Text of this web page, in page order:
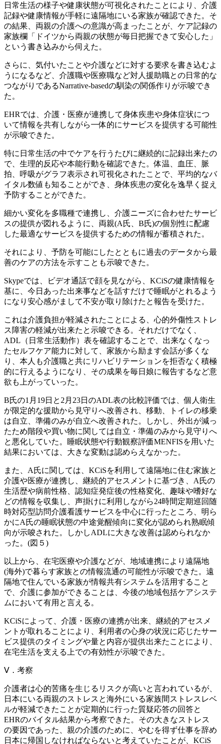
日常生活の様子や健康状態が可視化されたことにより、介護
記録や健康情報が手軽に遠隔地にいる家族が確認できた。そ
の結果、両親の介護への意識が高まったことが、ケア記録の
家族欄「ドイツから両親の状態が毎日把握できて安心した」
という書き込みから伺えた。
さらに、気付いたことや介護などに対する要求を書き込むよ
うになるなど、介護職や医療職など対人援助職との日常的な
つながりであるNarrative-basedの馴染の関係作りが示唆でき
た。
EHRでは、介護・医療が連携して身体疾患や身体症状につ
いて情報を共有しながら一体的にサービスを提供する可能性
が示唆できた。
特に日常生活の中でケアを行うたびに継続的に記録出来たの
で、生理的反応や本能行動を確認できた。体温、血圧、脈
拍、呼吸がグラフ表示され可視化されたことで、平均的なバ
イタル数値も知ることができ、身体疾患の変化を逸早く捉え
予防することができた。
細かい変化を多職種で連携し、介護ニーズに合わせたサービ
スの提供が図れるように、両親(A氏、B氏)の個別性に配慮
した最適なサービスを提供するための情報が蓄積された。
それにより、予防を可能にしたとともに過去のデータから最
善のケアの方法を示すことも示唆できた。
Skypeでは、ビデオ通話で顔を見ながら、KCiSの健康情報を
基に、今日あった出来事などを話すだけで睡眠がとれるよう
になり安心感がまして不安が取り除けたと報告を受けた。
これは介護負担が軽減されたことによる、心的外傷性ストレ
ス障害の軽減が出来たと示唆できる。それだけでなく、
ADL（日常生活動作）表を確認することで、出来なくなっ
たセルフケア能力に対して、家族から励ます会話が多くな
り、本人も介護職と共にリハビリテーションを拒否なく積極
的に行えるようになり、その成果を毎日娘に報告するなど意
欲も上がっていった。
B氏の1月19日と2月23日のADL表の比較評価では、個人衛生
が限定的な援助から見守りへ改善され、移動、トイレの移乗
は自立、準備のみが自立へ改善された。しかし、外出が減っ
たため階段や買い物に関しては自立・準備のみから見守りへ
と悪化していた。睡眠状態や行動観察評価MENFISを用いた
結果においては、大きな変動は認めらえなかった。
また、A氏に関しては、KCiSを利用して遠隔地に住む家族と
介護や医療が連携し、継続的アセスメントに基づき、A氏の
生活歴や病前性格、認知症発症後の性格変化、趣味や嗜好な
どの情報を収集し、声掛けに利用しながら24時間定期巡回随
時対応型訪問介護看護サービスを中心に行ったところ、明ら
かにA氏の睡眠状態の中途覚醒傾向に変化が認められ熟眠傾
向が示唆された。しかしADLに大きな改善は認められなか
った。(図５)
以上から、在宅医療や介護などが、地域連携により遠隔地
(海外)で暮らす家族との情報流通の可能性が示唆できた。遠
隔地で住んでいる家族が情報共有システムを活用すること
で、介護に参加ができることは、今後の地域包括ケアシステ
ムにおいて有用と言える。
KCiSによって、介護・医療の連携が出来、継続的アセスメ
ントが取れることにより、利用者の心身の状況に応じたサー
ビス提供のタイミングや量と内容が提供出来たことにより、
在宅生活を支える上での有効性が示唆できた。
Ⅴ．考察
介護者は心的苦痛を生じるリスクが高いと言われているが、
日本にいる両親のストレスと海外にいる家族間ストレスレベ
ルが軽減できたことが定期的に行った質疑応答の回答と
EHRのバイタル結果から考察できた。その大きなストレス
の要因であった、親の介護のために、やむを得ず仕事を辞め
日本に帰国しなければならないと考えていたことが、KCiS